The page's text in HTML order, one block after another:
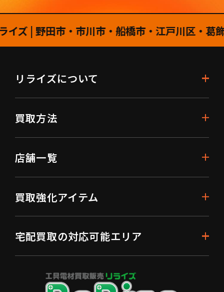
田市・市川市・船橋市・江戸川区・葛飾区・
リライズについて
買取方法
店舗一覧
買取強化アイテム
宅配買取の対応可能エリア